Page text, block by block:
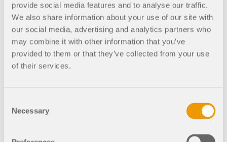
provide social media features and to analyse our traffic.
We also share information about your use of our site with
our social media, advertising and analytics partners who
may combine it with other information that you’ve
provided to them or that they’ve collected from your use
of their services.
Selection
Necessary
5. März 2026
000200